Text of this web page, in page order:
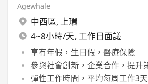
Agewhale
中西區, 上環
4~8小時/天, 工作日面議
享有年假，生日假，醫療保險
參與社會創新，企業合作，提升
彈性工作時間，平均每周工作3天